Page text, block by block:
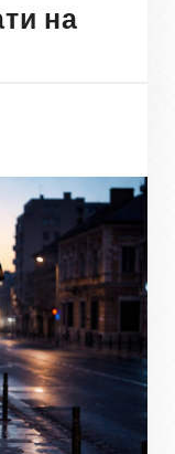
на